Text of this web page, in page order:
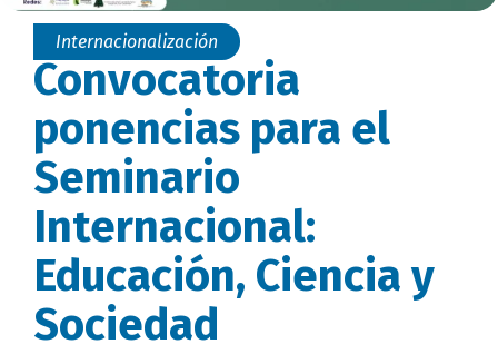
Internacionalización
Convocatoria
ponencias para el
Seminario
Internacional:
Educación, Ciencia y
Sociedad